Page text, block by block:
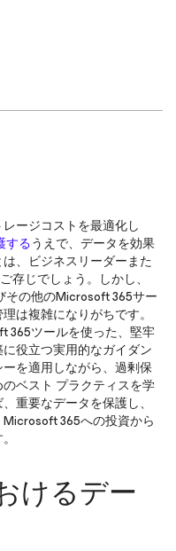
ージコストを最適化し
するうえで、データを効果
、ビジネスリーダーまた
存じでしょう。しかし、
その他のMicrosoft 365サー
は複雑になりがちです。
365ツールを使った、堅牢
役立つ実用的なガイダン
を適用しながら、過剰保
ベスト プラクティスを学
重要なデータを保護し、
365への投資から
けるデー